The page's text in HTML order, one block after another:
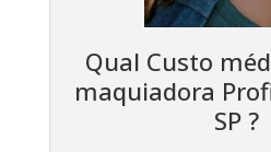
Qual Custo
maquiadora
SP ?